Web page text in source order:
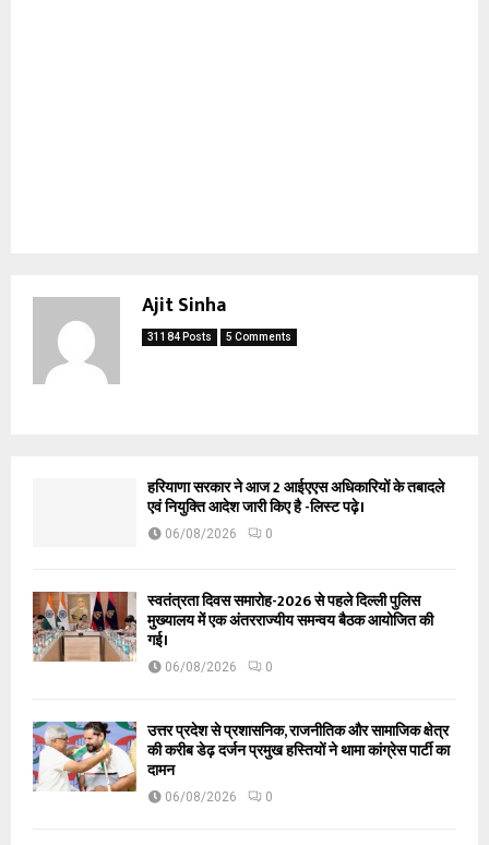
Ajit Sinha
31184 Posts 5 Comments
हरियाणा सरकार ने आज 2 आईएएस अधिकारियों के तबादले
एवं नियुक्ति आदेश जारी किए है -लिस्ट पढ़े।
06/08/2026 0
स्वतंत्रता दिवस समारोह-2026 से पहले दिल्ली पुलिस
मुख्यालय में एक अंतरराज्यीय समन्वय बैठक आयोजित की
गई।
06/08/2026 0
उत्तर प्रदेश से प्रशासनिक, राजनीतिक और सामाजिक क्षेत्र
की करीब डेढ़ दर्जन प्रमुख हस्तियों ने थामा कांग्रेस पार्टी का
दामन
06/08/2026 0